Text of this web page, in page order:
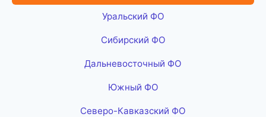
Уральский ФО
Сибирский ФО
Дальневосточный ФО
Южный ФО
Северо-Кавказский ФО